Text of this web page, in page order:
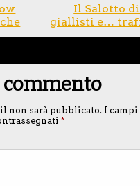
Il Salotto
giallisti e…
commento
non sarà pubblicato. I campi
*